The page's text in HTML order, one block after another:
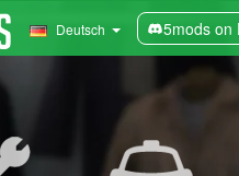
Deutsch 5mods on